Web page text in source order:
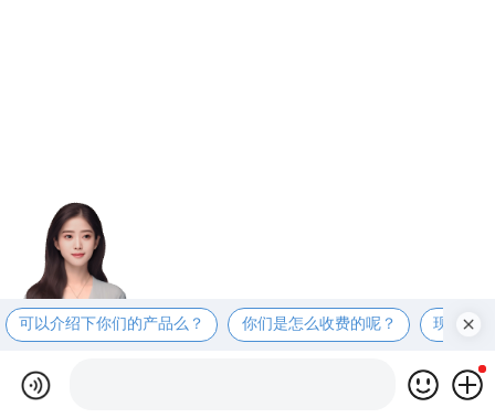
可以介绍下你们的产品么？ 你们是怎么收费的呢？ 现在有